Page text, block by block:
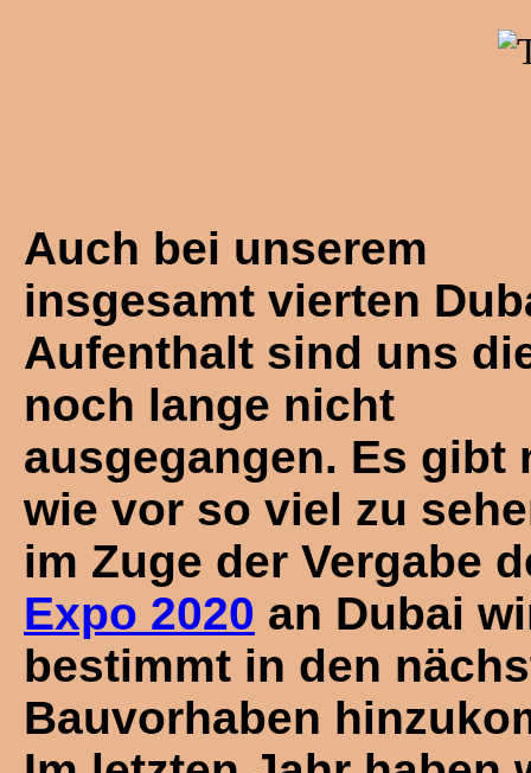
Auch bei unserem
insgesamt vierten
Aufenthalt sind uns
noch lange nicht
ausgegangen. Es gibt
wie vor so viel zu
im Zuge der Vergabe
Expo 2020 an Dubai
bestimmt in den
Bauvorhaben